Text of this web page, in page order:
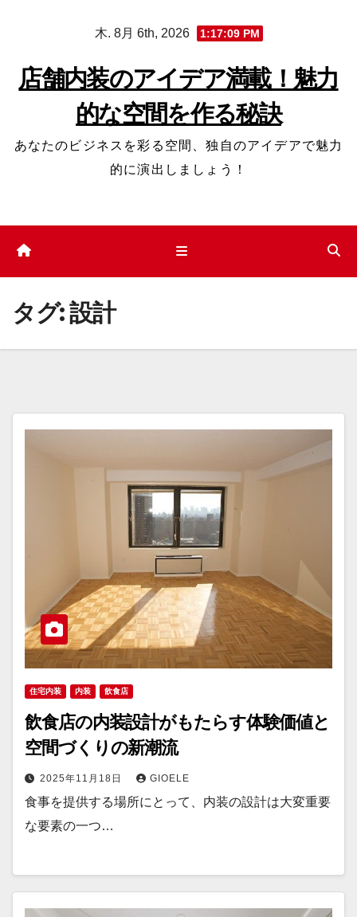
プ
木. 8月 6th, 2026 1:17:10 PM
店舗内装のアイデア満載！魅力
的な空間を作る秘訣
あなたのビジネスを彩る空間、独自のアイデアで魅力
的に演出しましょう！
タグ:設計
住宅内装 内装 飲食店
飲食店の内装設計がもたらす体験価値と
空間づくりの新潮流
2025年11月18日 GIOELE
食事を提供する場所にとって、内装の設計は大変重要
な要素の一つ…